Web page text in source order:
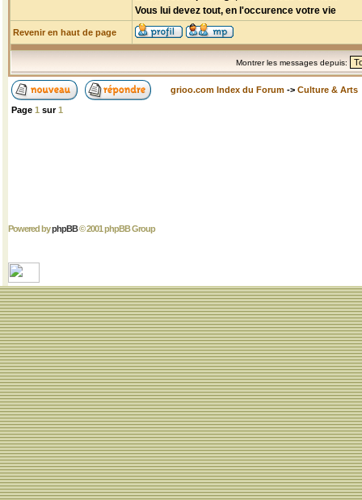
Vous lui devez tout, en l'occurence votre vie
Revenir en haut de page
Montrer les messages depuis:
grioo.com Index du Forum -> Culture & Arts
Page 1 sur1
Powered byphpBB© 2001 phpBB Group